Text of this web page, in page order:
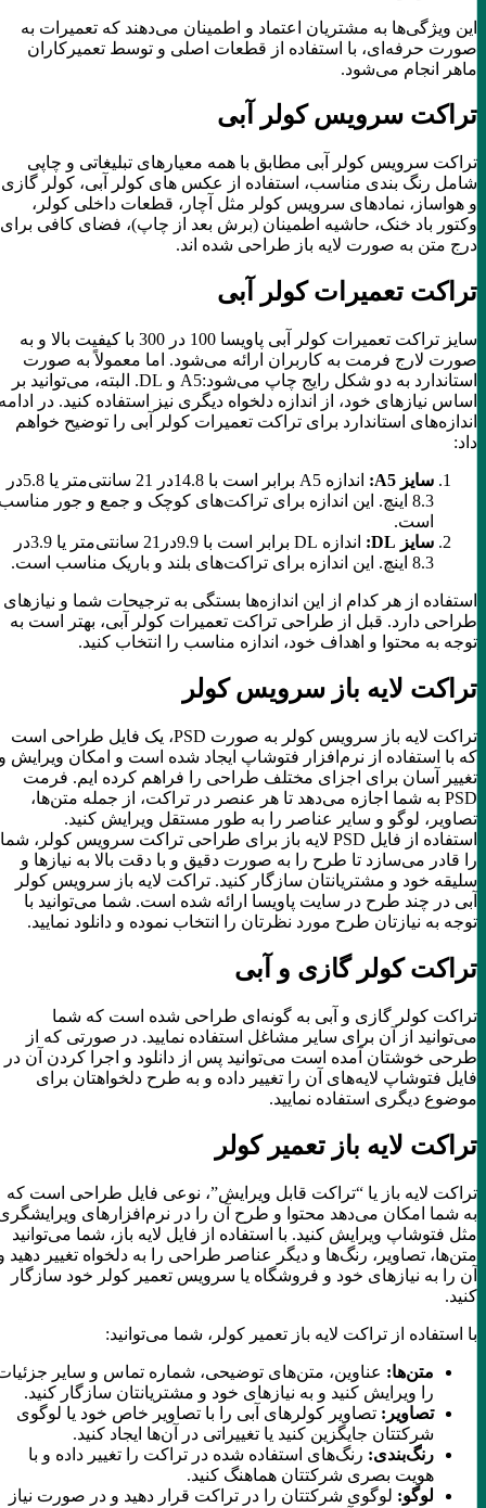
این ویژگی‌ها به مشتریان اعتماد و اطمینان می‌دهند که تعمیرات به
صورت حرفه‌ای، با استفاده از قطعات اصلی و توسط تعمیرکاران
ماهر انجام می‌شود.
تراکت سرویس کولر آبی
تراکت سرویس کولر آبی مطابق با همه معیارهای تبلیغاتی و چاپی
شامل رنگ بندی مناسب، استفاده از عکس های کولر آبی، کولر گازی
و هواساز، نمادهای سرویس کولر مثل آچار، قطعات داخلی کولر،
وکتور باد خنک، حاشیه اطمینان (برش بعد از چاپ)، فضای کافی برای
درج متن به صورت لایه باز طراحی شده اند.
تراکت تعمیرات کولر آبی
سایز تراکت تعمیرات کولر آبی پاویسا 100 در 300 با کیفیت بالا و به
صورت لارج فرمت به کاربران ارائه می‌شود. اما معمولاً به صورت
استاندارد به دو شکل رایج چاپ می‌شود:A5 و DL. البته، می‌توانید بر
اساس نیازهای خود، از اندازه دلخواه دیگری نیز استفاده کنید. در ادامه،
اندازه‌های استاندارد برای تراکت تعمیرات کولر آبی را توضیح خواهم
داد:
سایز A5:
اندازه A5 برابر است با 14.8در 21 سانتی‌متر یا 5.8در
8.3 اینچ. این اندازه برای تراکت‌های کوچک و جمع و جور مناسب
است.
سایز DL:
اندازه DL برابر است با 9.9در21 سانتی‌متر یا 3.9در
8.3 اینچ. این اندازه برای تراکت‌های بلند و باریک مناسب است.
استفاده از هر کدام از این اندازه‌ها بستگی به ترجیحات شما و نیازهای
طراحی دارد. قبل از طراحی تراکت تعمیرات کولر آبی، بهتر است به
توجه به محتوا و اهداف خود، اندازه مناسب را انتخاب کنید.
تراکت لایه باز سرویس کولر
تراکت لایه باز سرویس کولر به صورت PSD، یک فایل طراحی است
که با استفاده از نرم‌افزار فتوشاپ ایجاد شده است و امکان ویرایش و
تغییر آسان برای اجزای مختلف طراحی را فراهم کرده ایم. فرمت
PSD به شما اجازه می‌دهد تا هر عنصر در تراکت، از جمله متن‌ها،
تصاویر، لوگو و سایر عناصر را به طور مستقل ویرایش کنید.
استفاده از فایل PSD لایه باز برای طراحی تراکت سرویس کولر، شما
را قادر می‌سازد تا طرح را به صورت دقیق و با دقت بالا به نیازها و
سلیقه خود و مشتریانتان سازگار کنید. تراکت لایه باز سرویس کولر
آبی در چند طرح در سایت پاویسا ارائه شده است. شما می‌توانید با
توجه به نیازتان طرح مورد نظرتان را انتخاب نموده و دانلود نمایید.
تراکت کولر گازی و آبی
تراکت کولر گازی و آبی به گونه‌ای طراحی شده است که شما
می‌توانید از آن برای سایر مشاغل استفاده نمایید. در صورتی که از
طرحی خوشتان آمده است می‌توانید پس از دانلود و اجرا کردن آن در
فایل فتوشاپ لایه‌های آن را تغییر داده و به طرح دلخواهتان برای
موضوع دیگری استفاده نمایید.
تراکت لایه باز تعمیر کولر
تراکت لایه باز یا “تراکت قابل ویرایش”، نوعی فایل طراحی است که
به شما امکان می‌دهد محتوا و طرح آن را در نرم‌افزارهای ویرایشگری
مثل فتوشاپ ویرایش کنید. با استفاده از فایل لایه باز، شما می‌توانید
متن‌ها، تصاویر، رنگ‌ها و دیگر عناصر طراحی را به دلخواه تغییر دهید و
آن را به نیازهای خود و فروشگاه یا سرویس تعمیر کولر خود سازگار
کنید.
با استفاده از تراکت لایه باز تعمیر کولر، شما می‌توانید:
متن‌ها:عناوین، متن‌های توضیحی، شماره تماس و سایر جزئیات
را ویرایش کنید و به نیازهای خود و مشتریانتان سازگار کنید.
تصاویر: تصاویر کولرهای آبی را با تصاویر خاص خود یا لوگوی
شرکتتان جایگزین کنید یا تغییراتی در آن‌ها ایجاد کنید.
رنگ‌بندی:رنگ‌های استفاده شده در تراکت را تغییر داده و با
هویت بصری شرکتتان هماهنگ کنید.
لوگو:لوگوی شرکتتان را در تراکت قرار دهید و در صورت نیاز